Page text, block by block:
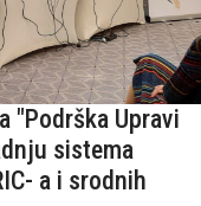
"Podrška Upravi
sistema
a i srodnih